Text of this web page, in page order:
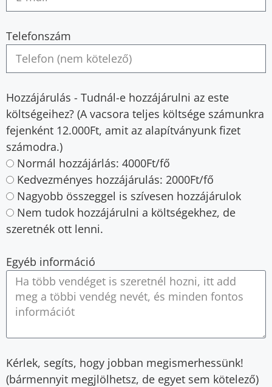
Telefonszám
Hozzájárulás - Tudnál-e hozzájárulni az este
költségeihez? (A vacsora teljes költsége számunkra
fejenként 12.000Ft, amit az alapítványunk fizet
számodra.)
Normál hozzájárlás: 4000Ft/fő
Kedvezményes hozzájárulás: 2000Ft/fő
Nagyobb összeggel is szívesen hozzájárulok
Nem tudok hozzájárulni a költségekhez, de
szeretnék ott lenni.
Egyéb információ
Kérlek, segíts, hogy jobban megismerhessünk!
(bármennyit megjlölhetsz, de egyet sem kötelező)